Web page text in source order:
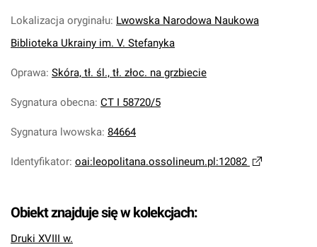
Lokalizacja oryginału: Lwowska Narodowa Naukowa
Biblioteka Ukrainy im. V. Stefanyka
Oprawa: Skóra, tł. śl., tł. złoc. na grzbiecie
Sygnatura obecna: CT I 58720/5
Sygnatura lwowska: 84664
Identyfikator: oai:leopolitana.ossolineum.pl:12082
Obiekt znajduje się w kolekcjach:
Druki XVIII w.